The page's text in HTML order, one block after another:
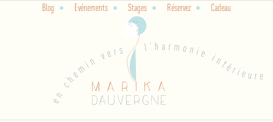
Blog Evénements Stages Réservez Cadeau